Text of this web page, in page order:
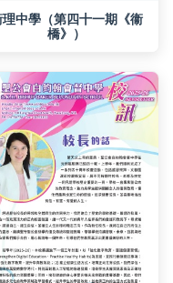
橋》）